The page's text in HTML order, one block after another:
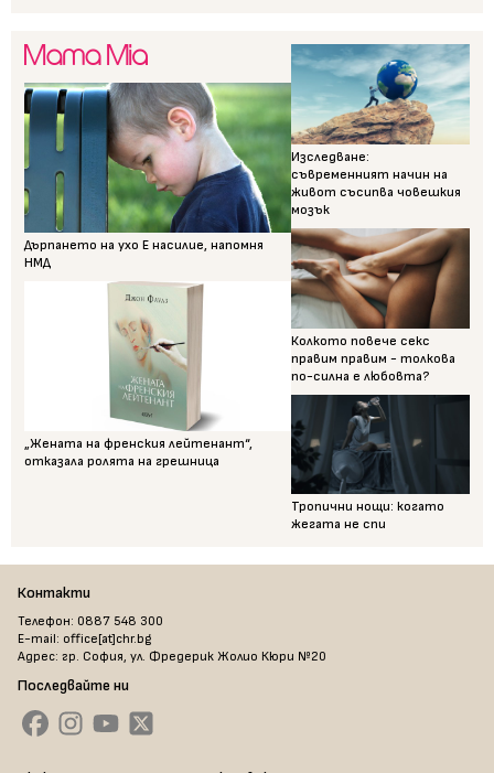
Дърпането на ухо Е насилие, напомня
НМД
„Жената на френския лейтенант“,
отказала ролята на грешница
Изследване:
съвременният начин на
живот съсипва човешкия
мозък
Колкото повече секс
правим правим - толкова
по-силна е любовта?
Тропични нощи: когато
жегата не спи
Контакти
Телефон: 0887 548 300
E-mail: office[at]chr.bg
Адрес: гр. София, ул. Фредерик Жолио Кюри №20
Последвайте ни